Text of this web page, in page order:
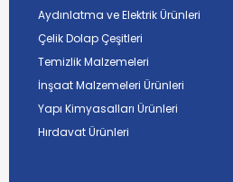
Aydınlatma ve Elektrik Ürünleri
Çelik Dolap Çeşitleri
Temizlik Malzemeleri
İnşaat Malzemeleri Ürünleri
Yapı Kimyasalları Ürünleri
Hırdavat Ürünleri